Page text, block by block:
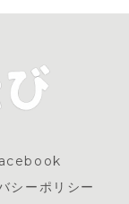
シーポリシー